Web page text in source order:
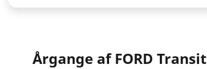
Årgange af FORD Transit